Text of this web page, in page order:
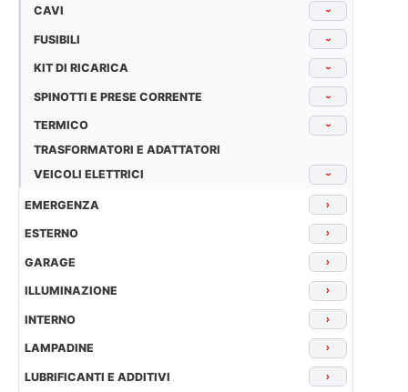
CAVI ›
FUSIBILI ›
KIT DI RICARICA ›
SPINOTTI E PRESE CORRENTE ›
TERMICO ›
TRASFORMATORI E ADATTATORI
VEICOLI ELETTRICI
›
EMERGENZA ›
ESTERNO ›
GARAGE ›
ILLUMINAZIONE ›
INTERNO ›
LAMPADINE ›
LUBRIFICANTI E ADDITIVI ›